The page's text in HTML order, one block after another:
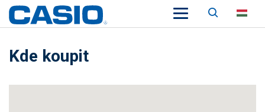
Keresés
Kde koupit